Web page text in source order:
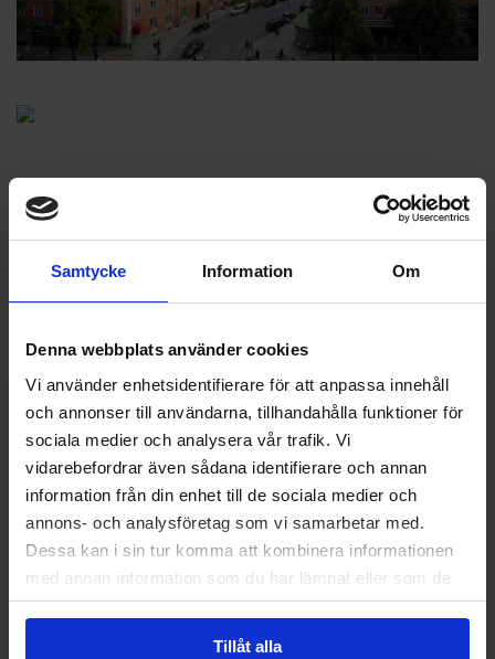
Samtycke Information Om
Denna webbplats använder cookies
Vi använder enhetsidentifierare för att anpassa innehåll
och annonser till användarna, tillhandahålla funktioner för
sociala medier och analysera vår trafik. Vi
vidarebefordrar även sådana identifierare och annan
information från din enhet till de sociala medier och
annons- och analysföretag som vi samarbetar med.
Dessa kan i sin tur komma att kombinera informationen
med annan information som du har lämnat eller som de
har samlat in när du har använt deras tjänster.
Tillåt alla
Intresseanmälan